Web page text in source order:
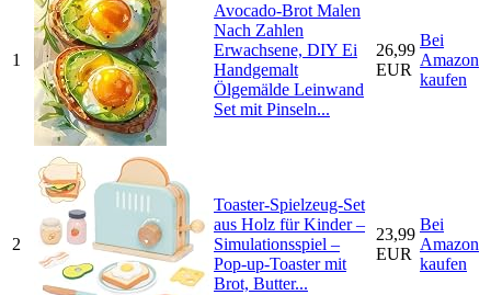
1
Avocado-Brot Malen
Nach Zahlen
Erwachsene, DIY Ei
Handgemalt
Ölgemälde Leinwand
Set mit Pinseln...
26,99
EUR
Bei
Amazon
kaufen
2
Toaster-Spielzeug-Set
aus Holz für Kinder –
Simulationsspiel –
Pop-up-Toaster mit
Brot, Butter...
23,99
EUR
Bei
Amazon
kaufen